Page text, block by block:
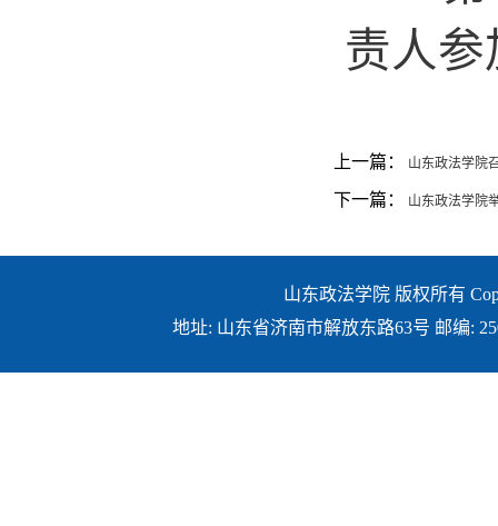
责人
上一篇： 山东政法学院
下一篇： 山东政法学院
山东政法学院 版权所有
地址: 山东省济南市解放东路63号 邮编: